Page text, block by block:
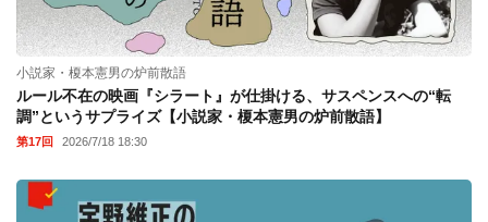
小説家・榎本憲男の炉前散語
ルール不在の映画『シラート』が仕掛ける、サスペンスへの“転
調”というサプライズ【小説家・榎本憲男の炉前散語】
第17回 2026/7/18 18:30